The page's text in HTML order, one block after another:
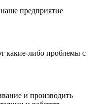
предприятие
какие-либо проблемы с
и производить